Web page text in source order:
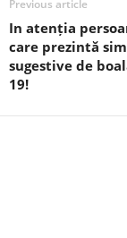
Previous article
In atenția
care prezintă
sugestive de
19!